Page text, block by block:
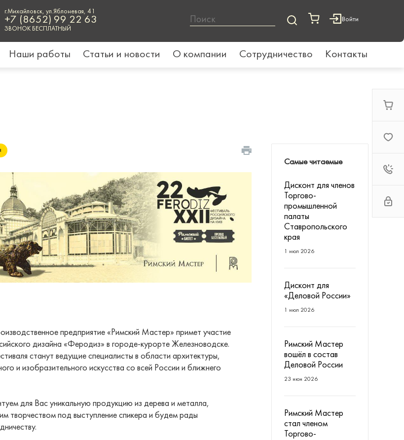
г.Михайловск, ул.Яблоневая, 41
+7 (8652) 99 22 63
ЗВОНОК БЕСПЛАТНЫЙ
Войти
Наши работы Статьи и новости О компании Сотрудничество Контакты
Самые читаемые
Дисконт для членов
Торгово-
промышленной
палаты
Ставропольского
края
1 июл 2026
Дисконт для
«Деловой России»
1 июл 2026
Римский Мастер
вошёл в состав
Деловой России
23 июн 2026
Римский Мастер
стал членом
Торгово-
предприятие «Римский Мастер» примет участие
дизайна «Феродиз» в городе-курорте Железноводске.
станут ведущие специалисты в области архитектуры,
и изобразительного искусства со всей России и ближнего
для Вас уникальную продукцию из дерева и металла,
творчеством под выступление спикера и будем рады